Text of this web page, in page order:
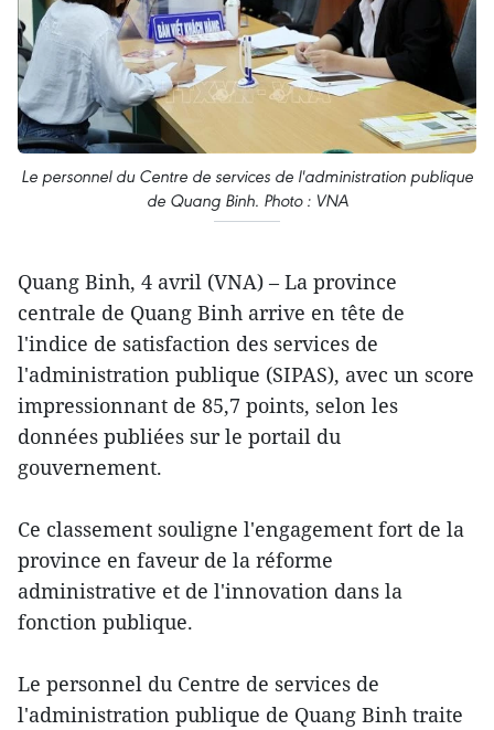
Le personnel du Centre de services de l'administration publique
de Quang Binh. Photo : VNA
Quang Binh, 4 avril (VNA) – La province
centrale de Quang Binh arrive en tête de
l'indice de satisfaction des services de
l'administration publique (SIPAS), avec un score
impressionnant de 85,7 points, selon les
données publiées sur le portail du
gouvernement.
Ce classement souligne l'engagement fort de la
province en faveur de la réforme
administrative et de l'innovation dans la
fonction publique.
Le personnel du Centre de services de
l'administration publique de Quang Binh traite